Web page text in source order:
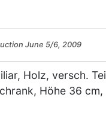
June 5/6, 2009
Holz, versch.
Höhe 36